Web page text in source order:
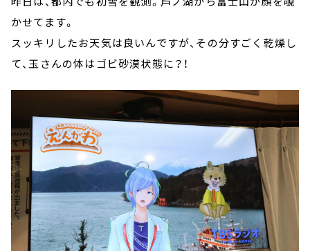
かせてます。
スッキリしたお天気は良いんですが、その分すごく乾燥し
て、玉さんの体はゴビ砂漠状態に？！